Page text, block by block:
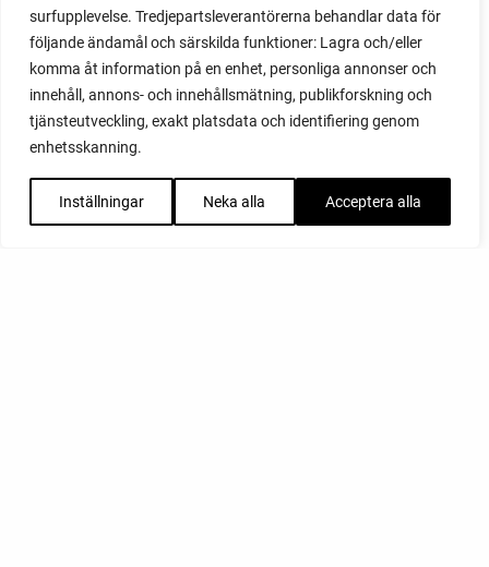
surfupplevelse. Tredjepartsleverantörerna behandlar data för
följande ändamål och särskilda funktioner: Lagra och/eller
komma åt information på en enhet, personliga annonser och
innehåll, annons- och innehållsmätning, publikforskning och
tjänsteutveckling, exakt platsdata och identifiering genom
enhetsskanning.
Inställningar Neka alla Acceptera alla